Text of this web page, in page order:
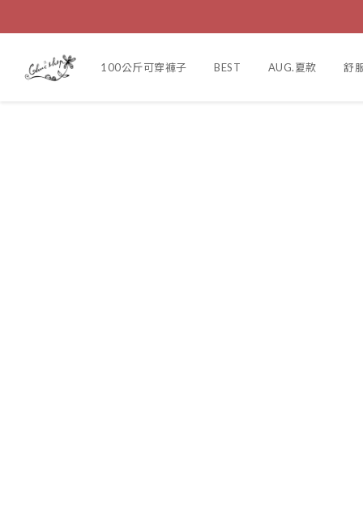
100公斤可穿褲子 BEST AUG.夏款 舒